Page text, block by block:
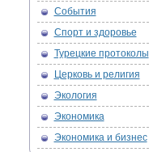
События
Спорт и здоровье
Турецкие протоколы
Церковь и религия
Экология
Экономика
Экономика и бизнес